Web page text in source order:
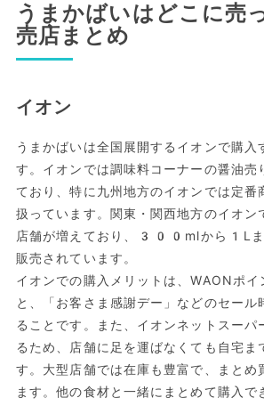
うまかばいはどこに売
売店まとめ
イオン
うまかばいは全国展開するイオンで購入
す。イオンでは調味料コーナーの醤油売
ており、特に九州地方のイオンでは定番
扱っています。関東・関西地方のイオン
店舗が増えており、300mlから1Lま
販売されています。
イオンでの購入メリットは、WAONポイ
と、「お客さま感謝デー」などのセール
ることです。また、イオンネットスーパ
るため、店舗に足を運ばなくても自宅ま
す。大型店舗では在庫も豊富で、まとめ
ます。他の食材と一緒にまとめて購入で